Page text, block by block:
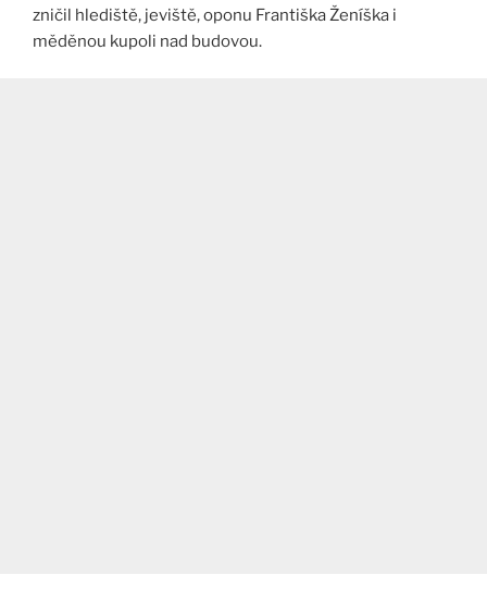
zničil hlediště, jeviště, oponu Františka Ženíška i
měděnou kupoli nad budovou.